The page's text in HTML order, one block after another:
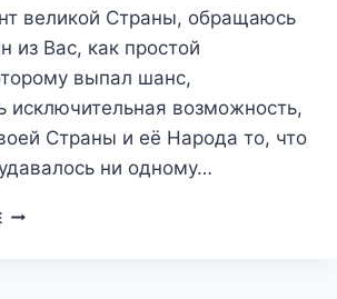
великой Страны, обращаюсь
из Вас, как простой
выпал шанс,
исключительная возможность,
Страны и её Народа то, что
ни одному…
ОБРАЩЕНИЕ